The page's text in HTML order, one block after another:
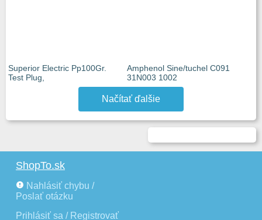
Superior Electric Pp100Gr.
Test Plug,
Amphenol Sine/tuchel C091
31N003 1002
Načítať ďalšie
ShopTo.sk
Nahlásiť chybu /
Poslať otázku
Prihlásiť sa / Registrovať